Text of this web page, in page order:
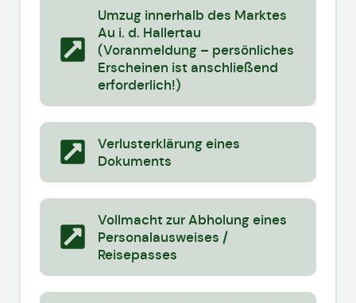
Umzug innerhalb des Marktes
Au i. d. Hallertau
(Voranmeldung – persönliches
Erscheinen ist anschließend
erforderlich!)
Verlusterklärung eines
Dokuments
Vollmacht zur Abholung eines
Personalausweises /
Reisepasses